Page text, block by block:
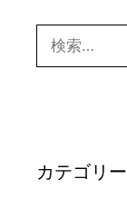
索:
カテゴリー